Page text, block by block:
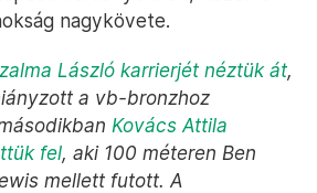
nagykövete.
László karrierjét néztük át,
a vb-bronzhoz
Kovács Attila
fel, aki 100 méteren Ben
mellett futott. A